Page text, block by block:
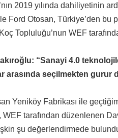
2019 yılında dahiliyetinin
Ford Otosan, Türkiye’den bu
Topluluğu’nun WEF
“Sanayi 4.0
arasında seçilmekten gurur
Yeniköy Fabrikası ile
tarafından düzenlenen
şu değerlendirmede